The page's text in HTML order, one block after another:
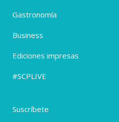
Gastronomía
Business
Ediciones impresas
#SCPLIVE
Suscríbete